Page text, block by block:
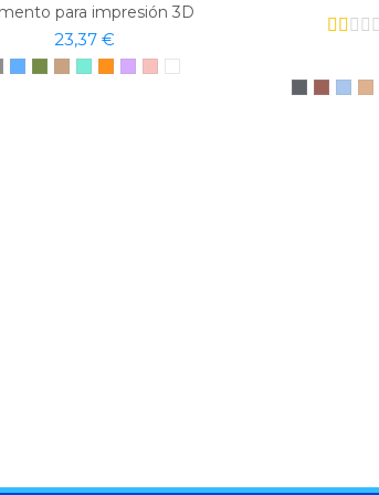
para impresión 3D
23,37 €